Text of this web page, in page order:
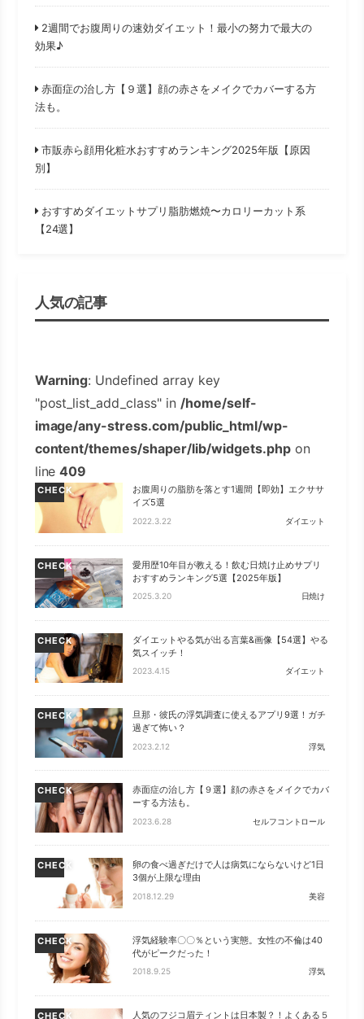
2週間でお腹周りの速効ダイエット！最小の努力で最大の
効果♪
赤面症の治し方【９選】顔の赤さをメイクでカバーする方
法も。
市販赤ら顔用化粧水おすすめランキング2025年版【原因
別】
おすすめダイエットサプリ脂肪燃焼〜カロリーカット系
【24選】
人気の記事
Warning: Undefined array key
"post_list_add_class" in/home/self-
image/any-stress.com/public_html/wp-
content/themes/shaper/lib/widgets.phpon
line409
CHECK
お腹周りの脂肪を落とす1週間【即効】エクササ
イズ5選
2022.3.22 ダイエット
CHECK
愛用歴10年目が教える！飲む日焼け止めサプリ
おすすめランキング5選【2025年版】
2025.3.20 日焼け
CHECK
ダイエットやる気が出る言葉&画像【54選】やる
気スイッチ！
2023.4.15 ダイエット
CHECK
旦那・彼氏の浮気調査に使えるアプリ9選！ガチ
過ぎて怖い？
2023.2.12 浮気
CHECK
赤面症の治し方【９選】顔の赤さをメイクでカバ
ーする方法も。
2023.6.28 セルフコントロール
CHECK
卵の食べ過ぎだけで人は病気にならないけど1日
3個が上限な理由
2018.12.29 美容
CHECK
浮気経験率〇〇％という実態。女性の不倫は40
代がピークだった！
2018.9.25 浮気
CHECK
人気のフジコ眉ティントは日本製？！よくある５